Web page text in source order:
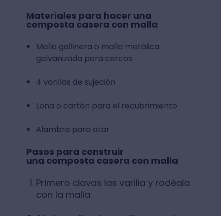
Materiales para hacer una
composta casera con malla
Malla gallinera o malla metálica
galvanizada para cercos
4 varillas de sujeción
Lona o cartón para el recubrimiento
Alambre para atar
Pasos para construir
una composta casera con malla
Primero clavas las varilla y rodéala
con la malla.